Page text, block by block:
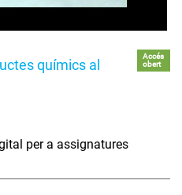
químics al
Accés
obert
per a assignatures